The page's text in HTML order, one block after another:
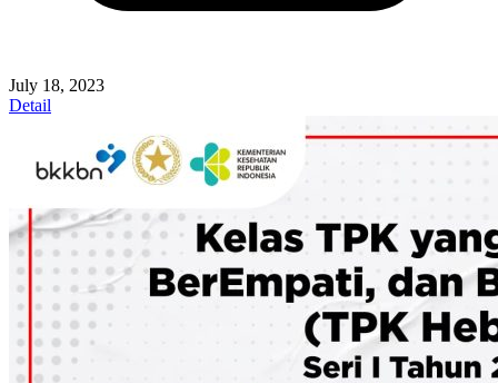
July 18, 2023
Detail